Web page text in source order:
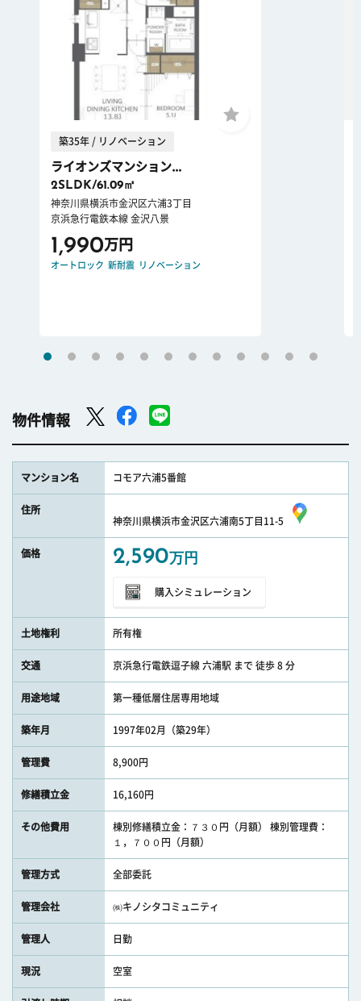
築35年 / リノベーション
ライオンズマンション...
2SLDK/61.09㎡
神奈川県横浜市金沢区六浦3丁目
京浜急行電鉄本線 金沢八景
1,990万円
オートロック 新耐震 リノベーション
物件情報
マンション名 コモア六浦5番館
住所
神奈川県横浜市金沢区六浦南5丁目11-5
価格 2,590万円
購入シミュレーション
土地権利 所有権
交通 京浜急行電鉄逗子線 六浦駅 まで 徒歩 8 分
用途地域 第一種低層住居専用地域
築年月 1997年02月（築29年）
管理費 8,900円
修繕積立金 16,160円
その他費用
棟別修繕積立金：７３０円（月額） 棟別管理費：
１，７００円（月額）
管理方式 全部委託
管理会社 ㈱キノシタコミュニティ
管理人 日勤
現況 空室